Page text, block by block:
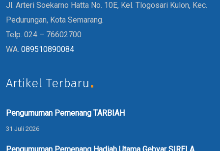
Jl. Arteri Soekarno Hatta No. 10E, Kel. Tlogosari Kulon, Kec.
Pedurungan, Kota Semarang.
Telp. 024 – 76602700
WA. 089510890084
Artikel Terbaru
Pengumuman Pemenang TARBIAH
31 Juli 2026